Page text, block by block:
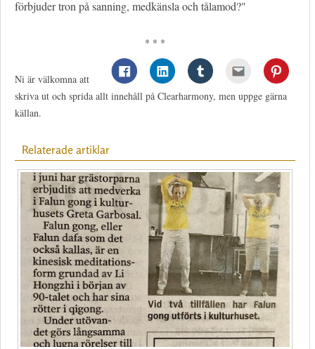
förbjuder tron på sanning, medkänsla och tålamod?"
* * *
Ni är välkomna att
skriva ut och sprida allt innehåll på Clearharmony, men uppge gärna
källan.
Relaterade artiklar